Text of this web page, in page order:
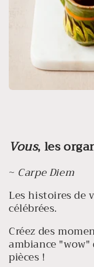
Vous, les
~ Carpe Diem
Les histoires de
célébrées.
Créez des
ambiance
pièces !